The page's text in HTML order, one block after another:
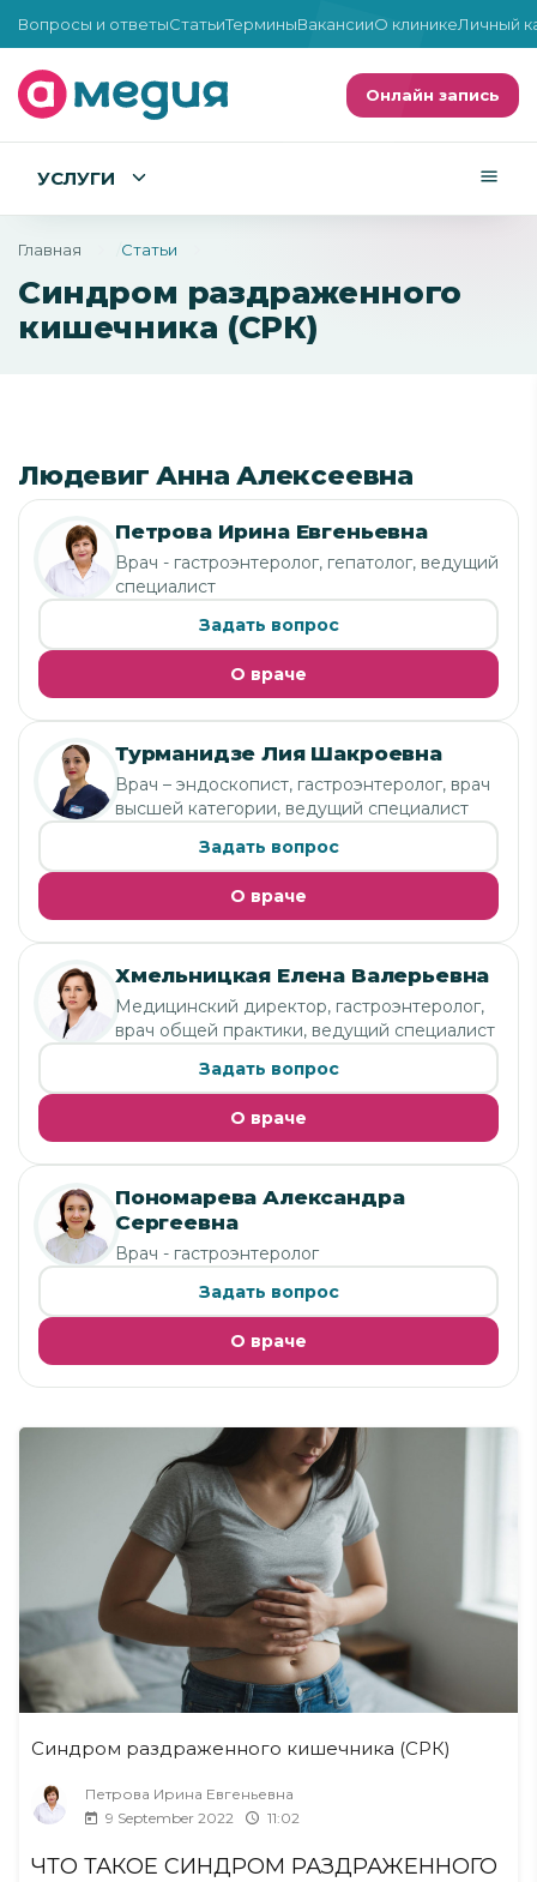
Вопросы и ответыСтатьиТерминыВакансииО клиникеЛичный
Онлайн запись
УСЛУГИ
Главная Статьи
Синдром раздраженного
кишечника (СРК)
Людевиг Анна Алексеевна
Петрова Ирина Евгеньевна
Врач - гастроэнтеролог, гепатолог, ведущий
специалист
Задать вопрос
О враче
Турманидзе Лия Шакроевна
Врач – эндоскопист, гастроэнтеролог, врач
высшей категории, ведущий специалист
Задать вопрос
О враче
Хмельницкая Елена Валерьевна
Медицинский директор, гастроэнтеролог,
врач общей практики, ведущий специалист
Задать вопрос
О враче
Пономарева Александра
Сергеевна
Врач - гастроэнтеролог
Задать вопрос
О враче
Синдром раздраженного кишечника (СРК)
Петрова Ирина Евгеньевна
9 September 2022
11:02
ЧТО ТАКОЕ СИНДРОМ РАЗДРАЖЕННОГО